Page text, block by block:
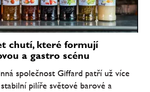
chutí, které formují
a gastro scénu
společnost Giffard patří už více
pilíře světové barové a